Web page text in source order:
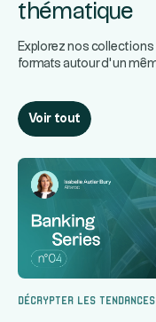
thématique
Explorez nos
formats autour d’un
Voir tout
Décrypter les tendances